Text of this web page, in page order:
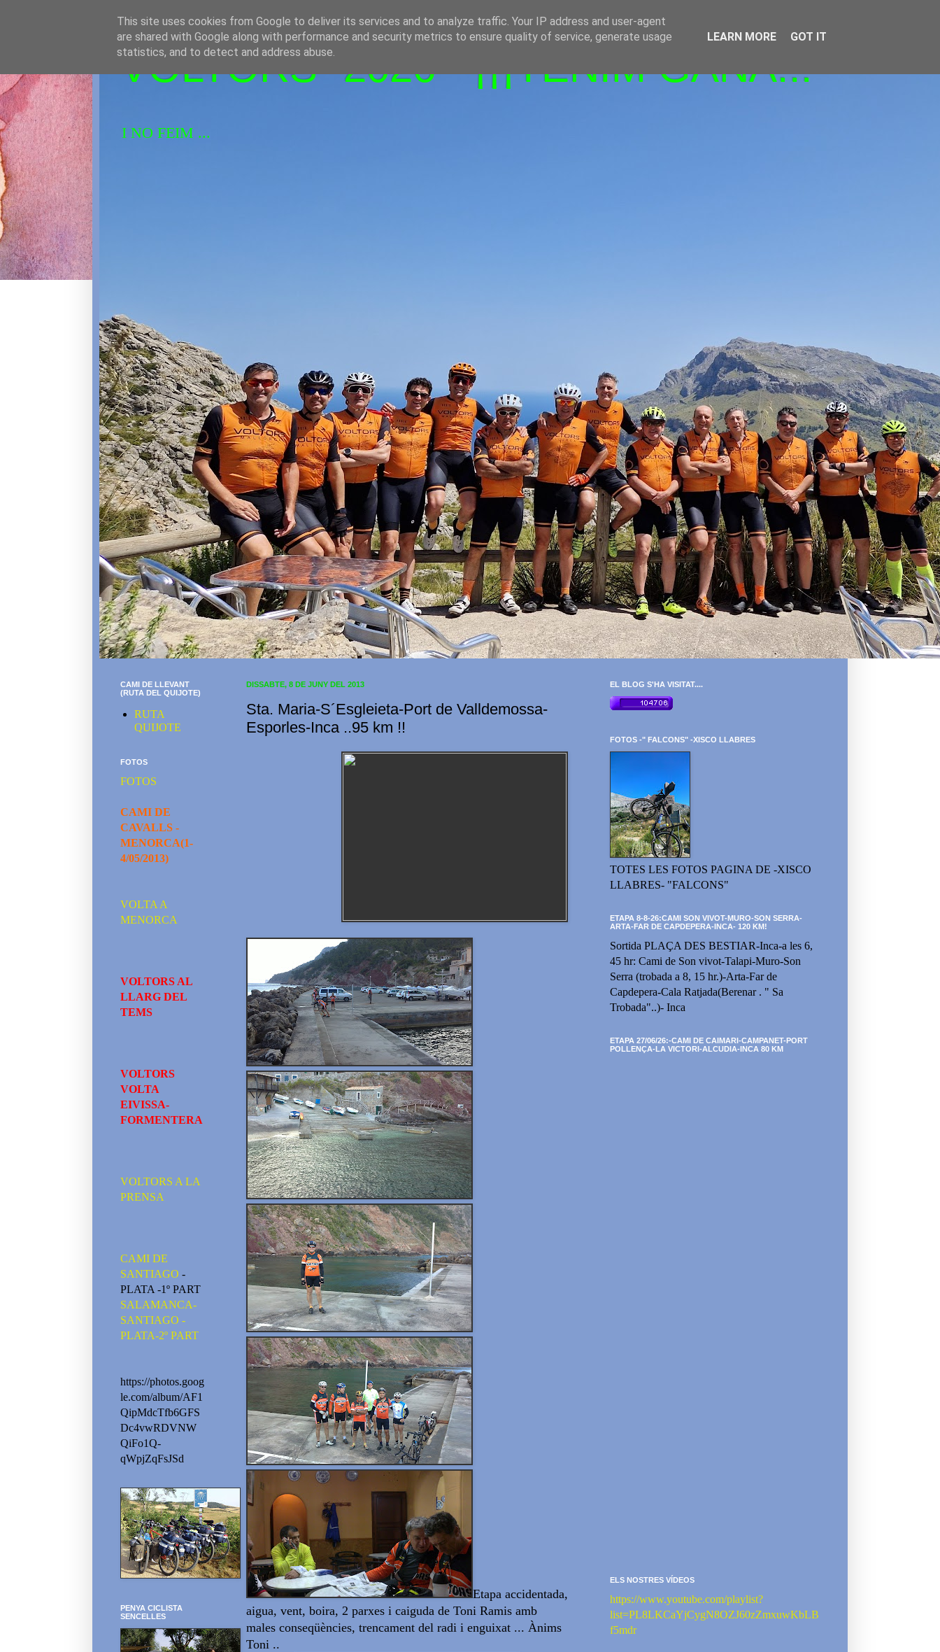
VOLTORS -2026 - ¡¡¡TENIM GANA!!!
I NO FEIM ...
DISSABTE, 8 DE JUNY DEL 2013
Sta. Maria-S´Esgleieta-Port de Valldemossa-
Esporles-Inca ..95 km !!
Etapa accidentada,
aigua, vent, boira, 2 parxes i caiguda de Toni Ramis amb
males conseqüències, trencament del radi i enguixat ... Ànims
Toni ..
CAMI DE LLEVANT
(RUTA DEL QUIJOTE)
RUTA
QUIJOTE
FOTOS
FOTOS
CAMI DE
CAVALLS -
MENORCA(1-
4/05/2013)
VOLTA A
MENORCA
VOLTORS AL
LLARG DEL
TEMS
VOLTORS
VOLTA
EIVISSA-
FORMENTERA
VOLTORS A LA
PRENSA
CAMI DE
SANTIAGO -
PLATA -1º PART
SALAMANCA-
SANTIAGO -
PLATA-2º PART
https://photos.goog
le.com/album/AF1
QipMdcTfb6GFS
Dc4vwRDVNW
QiFo1Q-
qWpjZqFsJSd
PENYA CICLISTA
SENCELLES
EL BLOG S'HA VISITAT....
FOTOS -" FALCONS" -XISCO LLABRES
TOTES LES FOTOS PAGINA DE -XISCO
LLABRES- "FALCONS"
ETAPA 8-8-26:CAMI SON VIVOT-MURO-SON SERRA-
ARTA-FAR DE CAPDEPERA-INCA- 120 KM!
Sortida PLAÇA DES BESTIAR-Inca-a les 6,
45 hr: Cami de Son vivot-Talapi-Muro-Son
Serra (trobada a 8, 15 hr.)-Arta-Far de
Capdepera-Cala Ratjada(Berenar . " Sa
Trobada"..)- Inca
ETAPA 27/06/26:-CAMI DE CAIMARI-CAMPANET-PORT
POLLENÇA-LA VICTORI-ALCUDIA-INCA 80 KM
ELS NOSTRES VÍDEOS
https://www.youtube.com/playlist?
list=PL8LKCaYjCygN8OZJ60zZmxuwKbLB
f5mdr
This site uses cookies from Google to deliver its services and to analyze traffic. Your IP address and user-agent
are shared with Google along with performance and security metrics to ensure quality of service, generate usage
statistics, and to detect and address abuse.
LEARN MORE GOT IT